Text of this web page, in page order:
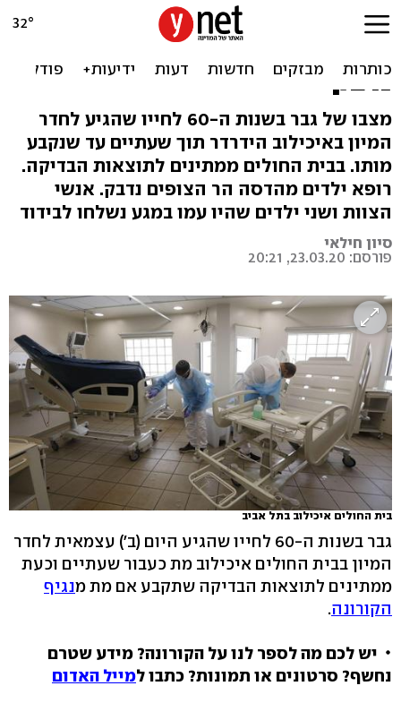
נבדק חשד למקרה מוות שני
מקורונה בישראל; רופא ילדים
נדבק
מצבו של גבר בשנות ה-60 לחייו שהגיע לחדר
המיון באיכילוב הידרדר תוך שעתיים עד שנקבע
מותו. בבית החולים ממתינים לתוצאות הבדיקה.
רופא ילדים מהדסה הר הצופים נדבק. אנשי
הצוות ושני ילדים שהיו עמו במגע נשלחו לבידוד
סיון חילאי
פורסם: 23.03.20, 20:21
בית החולים איכילוב בתל אביב
גבר בשנות ה-60 לחייו שהגיע היום (ב') עצמאית לחדר
המיון בבית החולים איכילוב מת כעבור שעתיים וכעת
ממתינים לתוצאות הבדיקה שתקבע אם מת מנגיף
הקורונה.
יש לכם מה לספר לנו על הקורונה? מידע שטרם
נחשף? סרטונים או תמונות? כתבו למייל האדום